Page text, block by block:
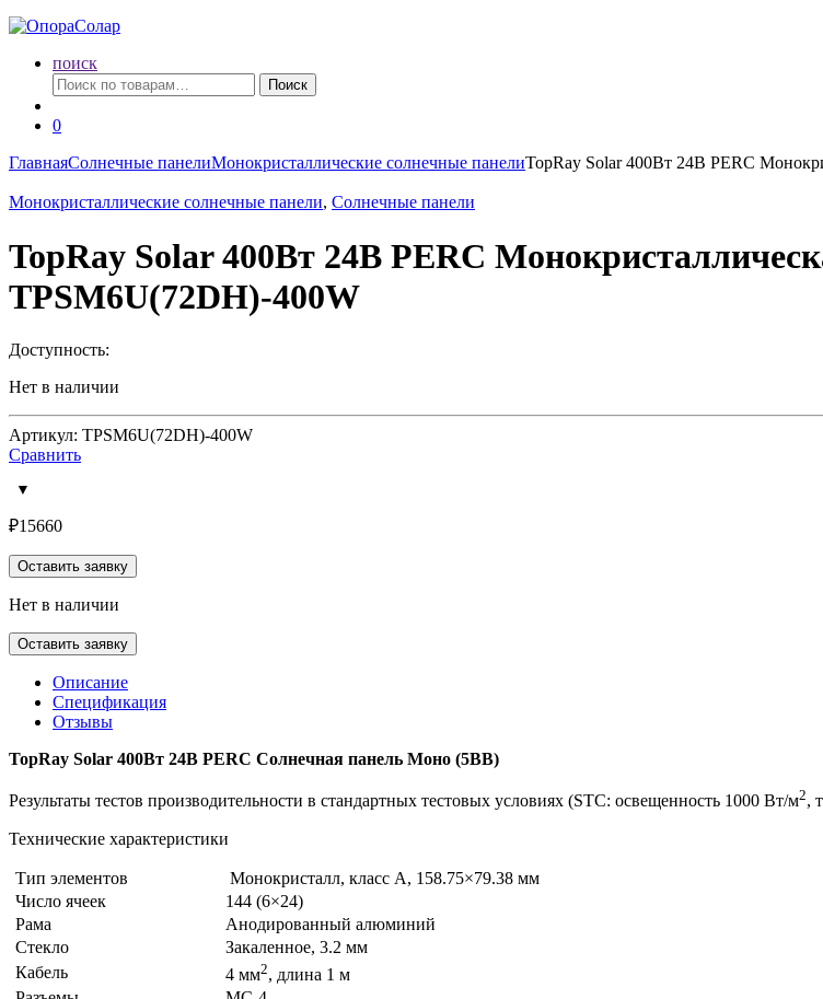
поиск
Искать:
Поиск
0
ГлавнаяСолнечные панелиМонокристаллические солнечные панелиTopRay Solar 400Вт 24В PERC
Монокристаллические солнечные панели, Солнечные панели
TopRay Solar 400Вт 24В PERC
TPSM6U(72DH)-400W
Доступность:
Нет в наличии
Артикул: TPSM6U(72DH)-400W
Сравнить
₽15660
Оставить заявку
Нет в наличии
Оставить заявку
Описание
Спецификация
Отзывы
TopRay Solar 400Вт 24В PERC Солнечная панель Моно (5BB)
Результаты тестов производительности в стандартных тестовых условиях (STC: освещенность 1000 Вт/м2,
Технические характеристики
Тип элементов
Монокристалл, класс А, 158.75×79.38 мм
Число ячеек
144 (6×24)
Рама
Анодированный алюминий
Стекло
Закаленное, 3.2 мм
Кабель
4 мм2, длина 1 м